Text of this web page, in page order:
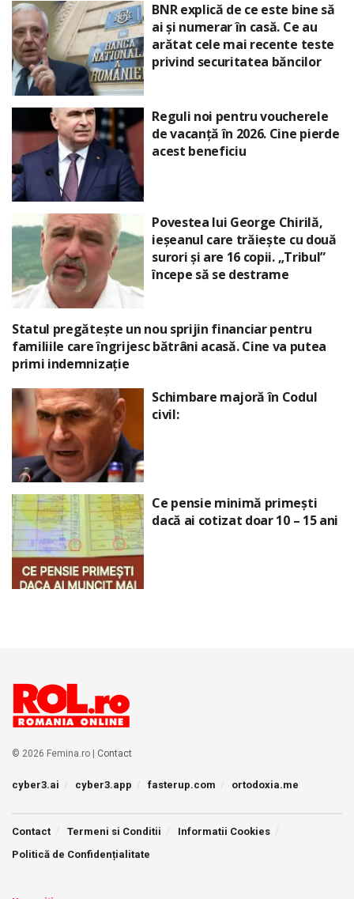
BNR explică de ce este bine să
ai și numerar în casă. Ce au
arătat cele mai recente teste
privind securitatea băncilor
Reguli noi pentru voucherele
de vacanță în 2026. Cine pierde
acest beneficiu
Povestea lui George Chirilă,
ieșeanul care trăiește cu două
surori și are 16 copii. „Tribul”
începe să se destrame
Statul pregătește un nou sprijin financiar pentru
familiile care îngrijesc bătrâni acasă. Cine va putea
primi indemnizație
Schimbare majoră în Codul
civil:
Ce pensie minimă primești
dacă ai cotizat doar 10 – 15 ani
© 2026 Femina.ro | Contact
cyber3.ai cyber3.app fasterup.com ortodoxia.me
Contact Termeni si Conditii
Informatii Cookies
Politică de Confidențialitate